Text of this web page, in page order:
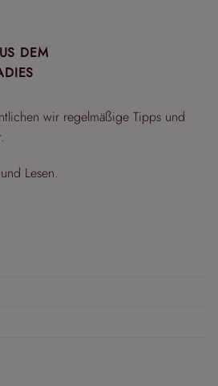
DEM
wir regelmäßige Tipps und
Lesen.